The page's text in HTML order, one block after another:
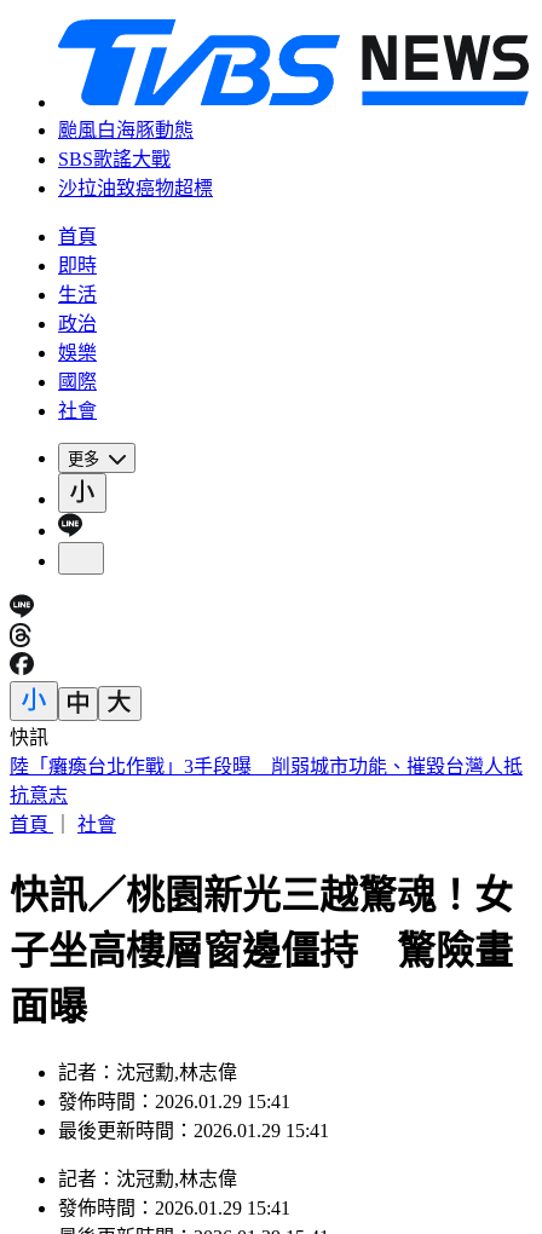
颱風白海豚動態
SBS歌謠大戰
沙拉油致癌物超標
首頁
即時
生活
政治
娛樂
國際
社會
更多
快訊
員工減肥老闆買單！美銀砸80億補貼瘦瘦針 執行長喊值得
首頁｜
快訊／桃園新光三越驚魂！女
子坐高樓層窗邊僵持 驚險畫
面曝
發佈時間：2026.01.29 15:41
最後更新時間：2026.01.29 15:41
發佈時間：2026.01.29 15:41
最後更新時間：2026.01.29 15:41